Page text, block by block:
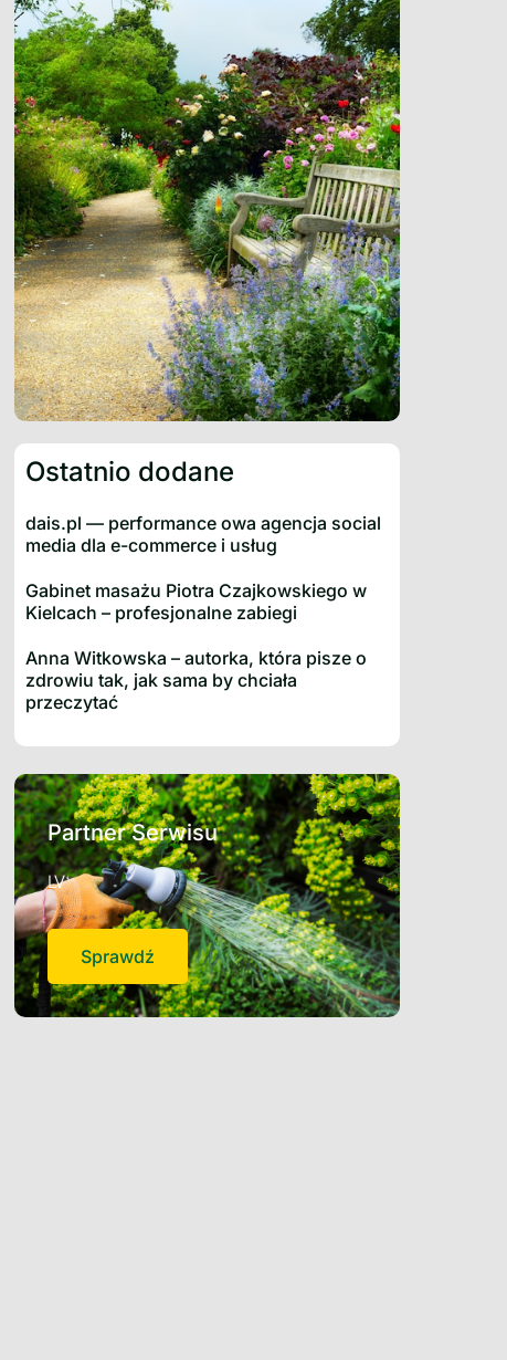
Ostatnio dodane
dais.pl — performance owa agencja social
media dla e-commerce i usług
Gabinet masażu Piotra Czajkowskiego w
Kielcach – profesjonalne zabiegi
Anna Witkowska – autorka, która pisze o
zdrowiu tak, jak sama by chciała
przeczytać
Partner Serwisu
LV
Sprawdź